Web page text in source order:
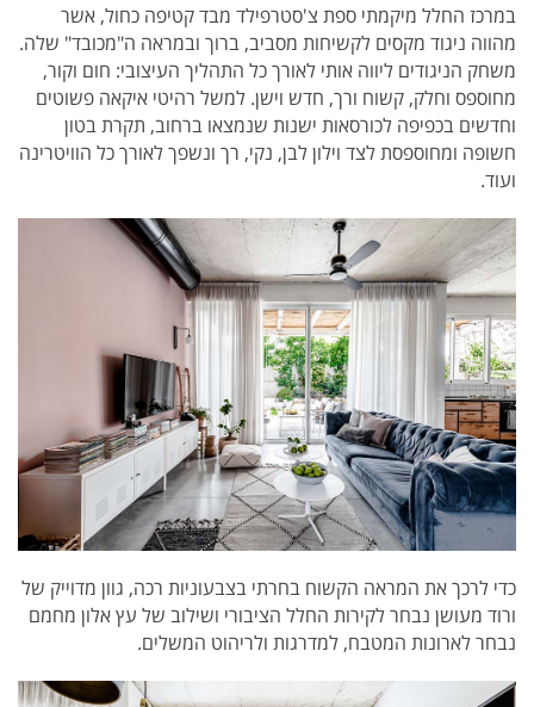
במרכז החלל מיקמתי ספת צ'סטרפילד מבד קטיפה כחול, אשר
מהווה ניגוד מקסים לקשיחות מסביב, ברוך ובמראה ה"מכובד" שלה.
משחק הניגודים ליווה אותי לאורך כל התהליך העיצובי: חום וקור,
מחוספס וחלק, קשוח ורך, חדש וישן. למשל רהיטי איקאה פשוטים
וחדשים בכפיפה לכורסאות ישנות שנמצאו ברחוב, תקרת בטון
חשופה ומחוספסת לצד וילון לבן, נקי, רך ונשפך לאורך כל הוויטרינה
ועוד.
כדי לרכך את המראה הקשוח בחרתי בצבעוניות רכה, גוון מדוייק של
ורוד מעושן נבחר לקירות החלל הציבורי ושילוב של עץ אלון מחמם
נבחר לארונות המטבח, למדרגות ולריהוט המשלים.